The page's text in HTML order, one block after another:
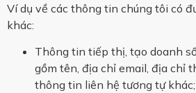
Ví dụ về các thông tin chúng tôi có
khác:
Thông tin tiếp thị, tạo doanh
gồm tên, địa chỉ email, địa chỉ
thông tin liên hệ tương tự khác;